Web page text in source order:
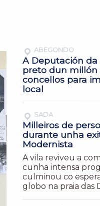
ABEGONDO
A Deputación
preto dun millón
concellos para
local
SADA
Milleiros de
durante unha
Modernista
A vila reviveu a
cunha intensa
culminou co
globo na praia das